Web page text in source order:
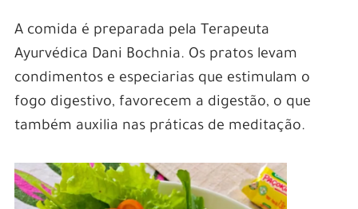
A comida é preparada pela Terapeuta
Ayurvédica Dani Bochnia. Os pratos levam
condimentos e especiarias que estimulam o
fogo digestivo, favorecem a digestão, o que
também auxilia nas práticas de meditação.